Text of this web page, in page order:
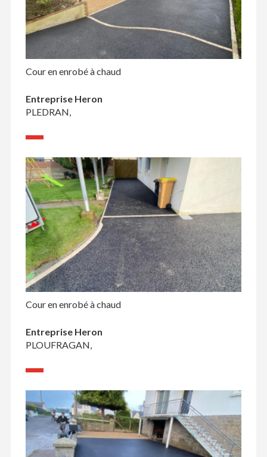
Cour en enrobé à chaud
Entreprise Heron
PLEDRAN,
Cour en enrobé à chaud
Entreprise Heron
PLOUFRAGAN,